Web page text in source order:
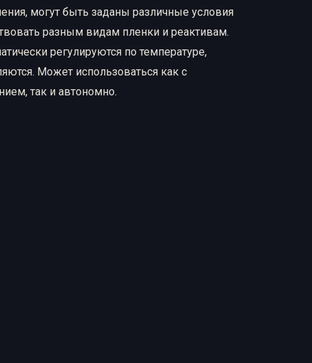
могут быть заданы различные условия
разным видам пленки и реактивам.
регулируются по температуре,
Может использоваться как с
так и автономно.